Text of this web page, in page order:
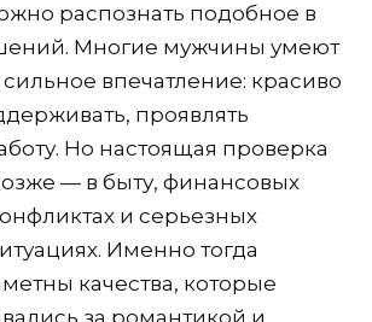
распознать подобное в
Многие мужчины умеют
впечатление: красиво
проявлять
Но настоящая проверка
— в быту, финансовых
и серьезных
Именно тогда
качества, которые